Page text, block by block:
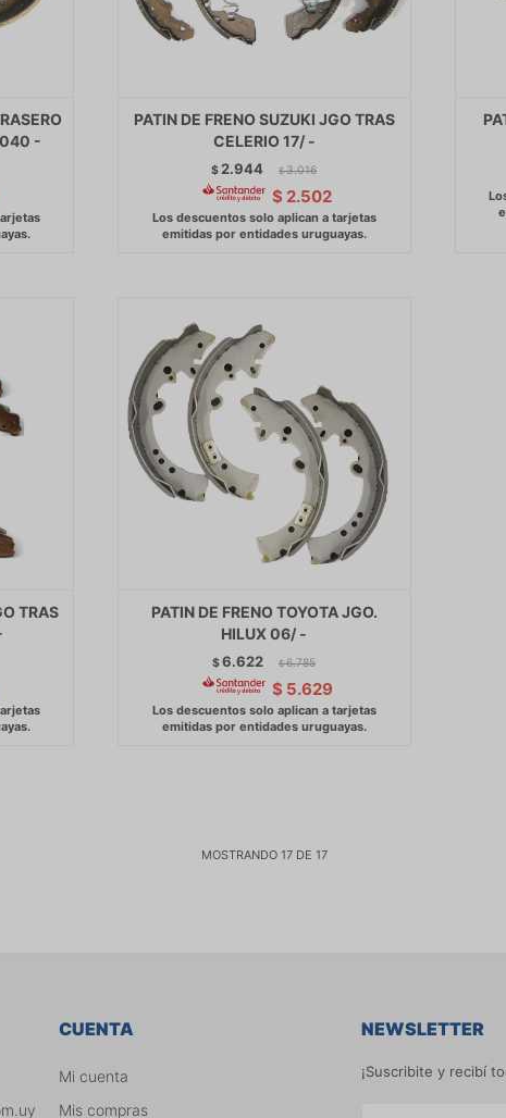
-
PATIN DE FRENO SUZUKI JGO TRAS
CELERIO 17/ -
$ 2.944 $ 3.016
$ 2.502
TRAS
PATIN DE FRENO TOYOTA JGO.
HILUX 06/ -
$6.622 $ 6.785
$ 5.629
MOSTRANDO 17DE 17
CUENTA
Mi cuenta
Mis compras
NEWSLETTER
¡Suscribite y recibí